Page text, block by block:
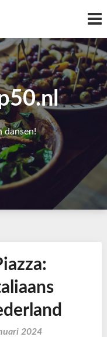
dansen!
2024